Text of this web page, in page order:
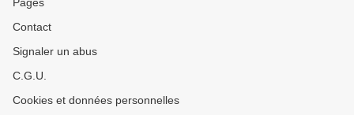
Contact
Signaler un abus
C.G.U.
Cookies et données personnelles